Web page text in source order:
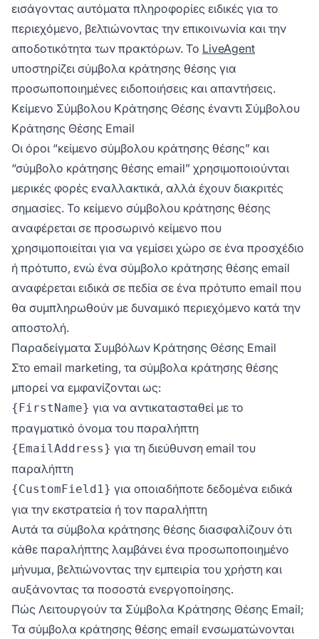
εισάγοντας αυτόματα πληροφορίες ειδικές για το
περιεχόμενο, βελτιώνοντας την επικοινωνία και την
αποδοτικότητα των πρακτόρων. Το LiveAgent
υποστηρίζει σύμβολα κράτησης θέσης για
προσωποποιημένες ειδοποιήσεις και απαντήσεις.
Κείμενο Σύμβολου Κράτησης Θέσης έναντι Σύμβολου
Κράτησης Θέσης Email
Οι όροι “κείμενο σύμβολου κράτησης θέσης” και
“σύμβολο κράτησης θέσης email” χρησιμοποιούνται
μερικές φορές εναλλακτικά, αλλά έχουν διακριτές
σημασίες. Το κείμενο σύμβολου κράτησης θέσης
αναφέρεται σε προσωρινό κείμενο που
χρησιμοποιείται για να γεμίσει χώρο σε ένα προσχέδιο
ή πρότυπο, ενώ ένα σύμβολο κράτησης θέσης email
αναφέρεται ειδικά σε πεδία σε ένα πρότυπο email που
θα συμπληρωθούν με δυναμικό περιεχόμενο κατά την
αποστολή.
Παραδείγματα Συμβόλων Κράτησης Θέσης Email
Στο email marketing, τα σύμβολα κράτησης θέσης
μπορεί να εμφανίζονται ως:
{FirstName} για να αντικατασταθεί με το
πραγματικό όνομα του παραλήπτη
{EmailAddress} για τη διεύθυνση email του
παραλήπτη
{CustomField1} για οποιαδήποτε δεδομένα ειδικά
για την εκστρατεία ή τον παραλήπτη
Αυτά τα σύμβολα κράτησης θέσης διασφαλίζουν ότι
κάθε παραλήπτης λαμβάνει ένα προσωποποιημένο
μήνυμα, βελτιώνοντας την εμπειρία του χρήστη και
αυξάνοντας τα ποσοστά ενεργοποίησης.
Πώς Λειτουργούν τα Σύμβολα Κράτησης Θέσης Email;
Τα σύμβολα κράτησης θέσης email ενσωματώνονται